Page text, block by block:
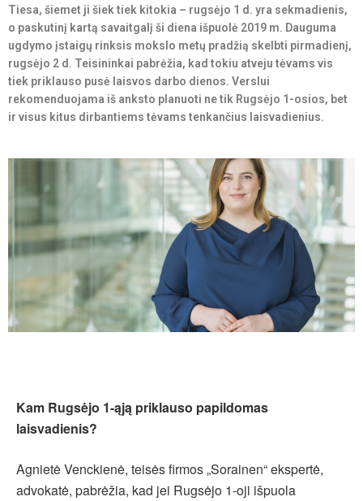
Tiesa, šiemet ji šiek tiek kitokia – rugsėjo 1 d. yra sekmadienis,
o paskutinį kartą savaitgalį ši diena išpuolė 2019 m. Dauguma
ugdymo įstaigų rinksis mokslo metų pradžią skelbti pirmadienį,
rugsėjo 2 d. Teisininkai pabrėžia, kad tokiu atveju tėvams vis
tiek priklauso pusė laisvos darbo dienos. Verslui
rekomenduojama iš anksto planuoti ne tik Rugsėjo 1-osios, bet
ir visus kitus dirbantiems tėvams tenkančius laisvadienius.
Kam Rugsėjo 1-ąją priklauso papildomas
laisvadienis?
Agnietė Venckienė, teisės firmos „Sorainen“ ekspertė,
advokatė, pabrėžia, kad jei Rugsėjo 1-oji išpuola